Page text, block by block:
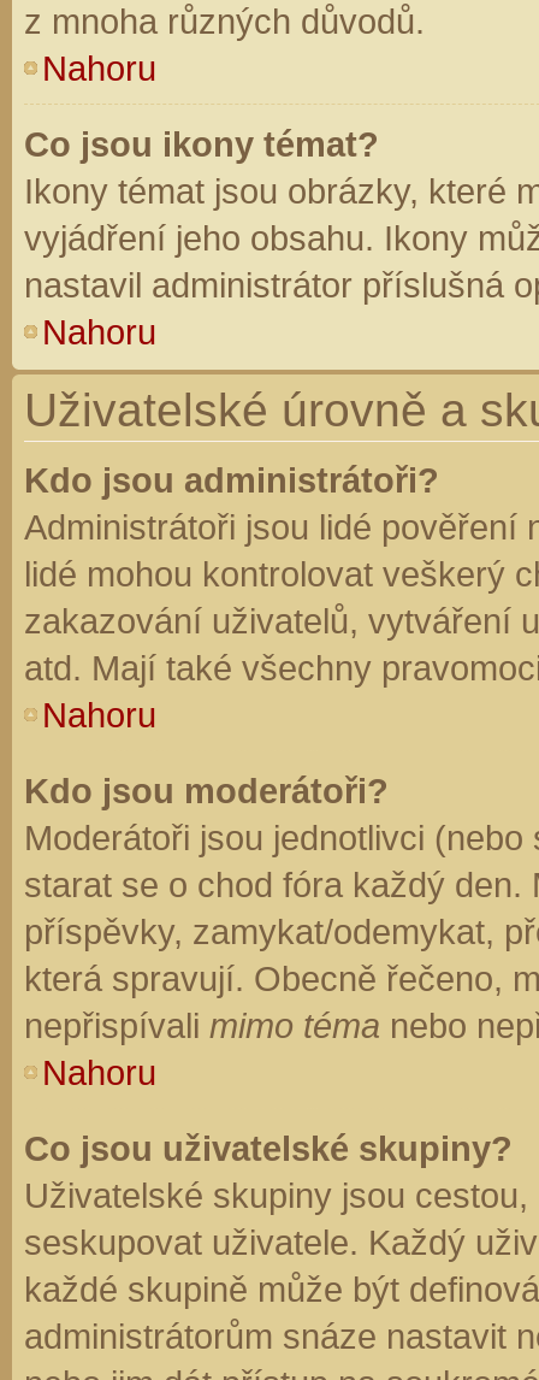
z mnoha různých důvodů.
Nahoru
Co jsou ikony témat?
Ikony témat jsou obrázky, které
vyjádření jeho obsahu. Ikony
nastavil administrátor příslušná
Nahoru
Uživatelské úrovně a
Kdo jsou administrátoři?
Administrátoři jsou lidé pověření
lidé mohou kontrolovat veškerý
zakazování uživatelů, vytváření
atd. Mají také všechny
Nahoru
Kdo jsou moderátoři?
Moderátoři jsou jednotlivci
starat se o chod fóra každý
příspěvky, zamykat/odemykat,
která spravují. Obecně řečeno,
nepřispívali mimo téma nebo
Nahoru
Co jsou uživatelské skupiny?
Uživatelské skupiny jsou
seskupovat uživatele. Každý
každé skupině může být
administrátorům snáze nastavit